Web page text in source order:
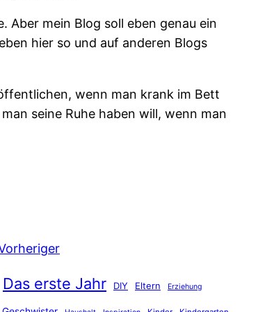
Aber mein Blog soll eben genau ein
hier so und auf anderen Blogs
wenn man krank im Bett
seine Ruhe haben will, wenn man
Das erste Jahr DIY Eltern Erziehung